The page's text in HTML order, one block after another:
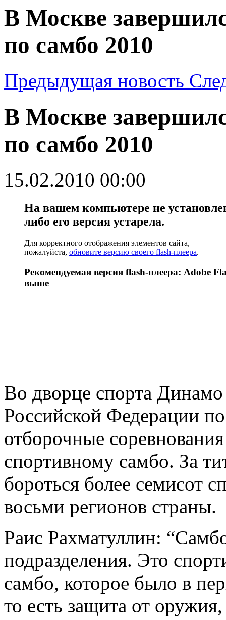
В Москве
по самбо 2010
Предыдущая новость
В Москве
по самбо 2010
15.02.2010 00:00
На вашем компьютере не
либо его версия устарела.
Для корректного отображения элементов сайта,
пожалуйста, обновите версию своего flash-плеера.
Рекомендуемая версия flash-плеера: Adobe
выше
Во дворце спорта
Российской Федерации
отборочные
спортивному самбо. За
бороться более семисот
восьми регионов страны.
Раис Рахматуллин:
подразделения. Это
самбо, которое было в
то есть защита от